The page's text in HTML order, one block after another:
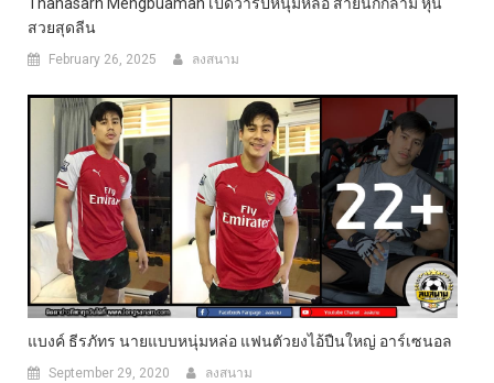
สวยสุดลีน
February 26, 2025 ลงสนาม
แบงค์ ธีรภัทร นายแบบหนุ่มหล่อ แฟนตัวยงไอ้ปืนใหญ่ อาร์เซนอล
September 29, 2020 ลงสนาม